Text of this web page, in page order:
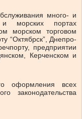
много- и
морских портах
морском торговом
“Октябрск”, Днепро-
предприятии
Керченском и
оформления всех
законодательства